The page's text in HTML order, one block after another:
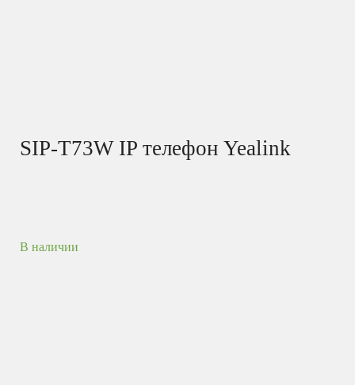
SIP-T73W IP телефон Yealink
В наличии